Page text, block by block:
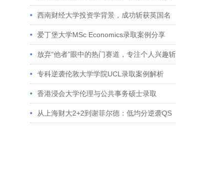
例 西南财经大学投资学背景，成功斩获英国名
校多份Offer
爱丁堡大学MSc Economics录取案例分享
放弃“他者”眼中的热门赛道，专注个人兴趣斩
获藤校offer｜成功跨专业申请经验分享
专科逆袭伦敦大学学院UCL录取案例解析
香港浸会大学伦理与公共事务硕士录取
从上海财大2+2到谢菲尔德：低均分逆袭QS